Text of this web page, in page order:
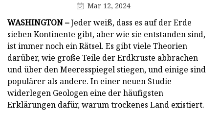
Mar 12, 2024
WASHINGTON –Jeder weiß, dass es auf der Erde
sieben Kontinente gibt, aber wie sie entstanden sind,
ist immer noch ein Rätsel. Es gibt viele Theorien
darüber, wie große Teile der Erdkruste abbrachen
und über den Meeresspiegel stiegen, und einige sind
populärer als andere. In einer neuen Studie
widerlegen Geologen eine der häufigsten
Erklärungen dafür, warum trockenes Land existiert.